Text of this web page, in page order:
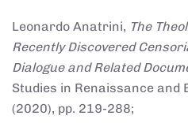
Leonardo Anatrini, The
Recently Discovered
Dialogue and Related
Studies in Renaissance and
(2020), pp. 219-288;